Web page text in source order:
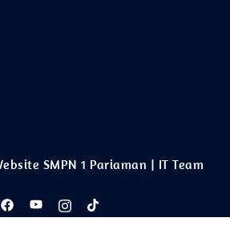
SMPN 1 Pariaman | IT Team